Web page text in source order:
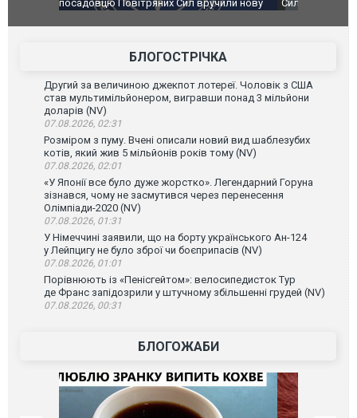
Сили оборони уразили Ярославський НПЗ:
атаку. ВІДЕО
Неймар
БЛОГОСТРІЧКА
Другий за величиною джекпот лотереї. Чоловік з США
став мультимільйонером, вигравши понад 3 мільйони
доларів (NV)
07.08.2026, 02:31
Розміром з пуму. Вчені описали новий вид шаблезубих
котів, який жив 5 мільйонів років тому (NV)
07.08.2026, 02:01
«У Японії все було дуже жорстко». Легендарний Горуна
зізнався, чому не засмутився через перенесення
Олімпіади-2020 (NV)
07.08.2026, 01:31
У Німеччині заявили, що на борту українського Ан-124
у Лейпцигу не було зброї чи боєприпасів (NV)
07.08.2026, 01:01
Порівнюють із «Пенісгейтом»: велосипедисток Тур
де Франс запідозрили у штучному збільшенні грудей (NV)
07.08.2026, 00:31
БЛОГОЖАБИ